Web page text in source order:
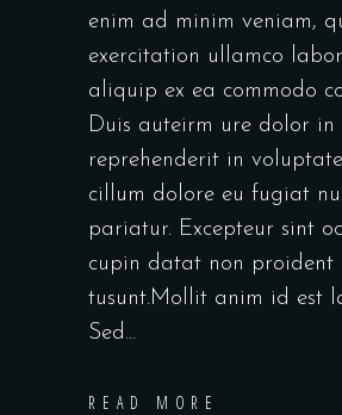
enim ad minim veniam,
exercitation ullamco
aliquip ex ea commodo
Duis auteirm ure dolor in
reprehenderit in
cillum dolore eu fugiat
pariatur. Excepteur sint
cupin datat non proident
tusunt.Mollit anim id est
Sed...
READ MORE